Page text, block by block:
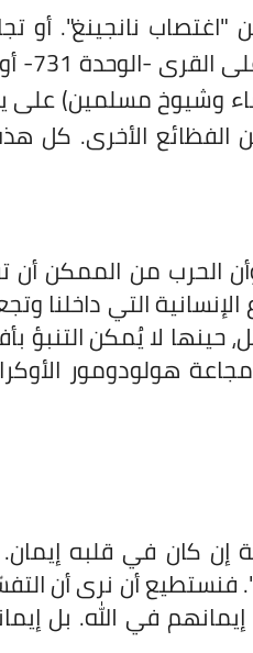
نانجينغ". أو
على البشر
وشيوخ مسلمين) على
الفظائع الأخرى. كل
وأن الحرب من الممكن
التي داخلنا
حينها لا يُمكن التنبؤ
هولودومور
إن كان في قلبه
فنستطيع أن نرى أن
إيمانهم في الله. بل